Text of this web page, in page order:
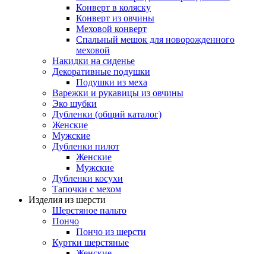
Конверт в коляску
Конверт из овчины
Меховой конверт
Спальный мешок для новорожденного
меховой
Накидки на сиденье
Декоративные подушки
Подушки из меха
Варежки и рукавицы из овчины
Эко шубки
Дубленки (общий каталог)
Женские
Мужские
Дубленки пилот
Женские
Мужские
Дубленки косухи
Тапочки с мехом
Изделия из шерсти
Шерстяное пальто
Пончо
Пончо из шерсти
Куртки шерстяные